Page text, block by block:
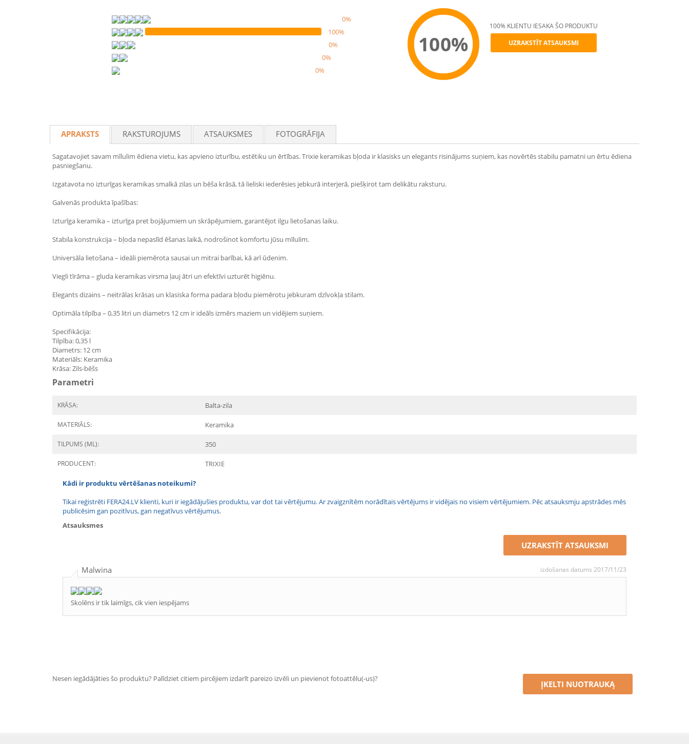
0%
100%
0%
0%
0%
100%
100% KLIENTU IESAKA ŠO PRODUKTU
UZRAKSTĪT ATSAUKSMI
APRAKSTS RAKSTUROJUMS ATSAUKSMES FOTOGRĀFIJA
Sagatavojiet savam mīlulim ēdiena vietu, kas apvieno izturību, estētiku un ērtības. Trixie keramikas bļoda ir klasisks un elegants risinājums suņiem, kas novērtēs stabilu pamatni un ērtu ēdiena
pasniegšanu.
Izgatavota no izturīgas keramikas smalkā zilas un bēša krāsā, tā lieliski iederēsies jebkurā interjerā, piešķirot tam delikātu raksturu.
Galvenās produkta īpašības:
Izturīga keramika – izturīga pret bojājumiem un skrāpējumiem, garantējot ilgu lietošanas laiku.
Stabila konstrukcija – bļoda nepaslīd ēšanas laikā, nodrošinot komfortu jūsu mīlulim.
Universāla lietošana – ideāli piemērota sausai un mitrai barībai, kā arī ūdenim.
Viegli tīrāma – gluda keramikas virsma ļauj ātri un efektīvi uzturēt higiēnu.
Elegants dizains – neitrālas krāsas un klasiska forma padara bļodu piemērotu jebkuram dzīvokļa stilam.
Optimāla tilpība – 0,35 litri un diametrs 12 cm ir ideāls izmērs maziem un vidējiem suņiem.
Specifikācija:
Tilpība: 0,35 l
Diametrs: 12 cm
Materiāls: Keramika
Krāsa: Zils-bēšs
Parametri
KRĀSA: Balta-zila
MATERIĀLS: Keramika
TILPUMS (ML): 350
PRODUCENT: TRIXIE
Kādi ir produktu vērtēšanas noteikumi?
Tikai reģistrēti FERA24.LV klienti, kuri ir iegādājušies produktu, var dot tai vērtējumu. Ar zvaigznītēm norādītais vērtējums ir vidējais no visiem vērtējumiem. Pēc atsauksmju apstrādes mēs
publicēsim gan pozitīvus, gan negatīvus vērtējumus.
Atsauksmes
UZRAKSTĪT ATSAUKSMI
Malwina izdošanas datums 2017/11/23
Skolēns ir tik laimīgs, cik vien iespējams
Nesen iegādājāties šo produktu? Palīdziet citiem pircējiem izdarīt pareizo izvēli un pievienot fotoattēlu(-us)?
ĮKELTI NUOTRAUKĄ